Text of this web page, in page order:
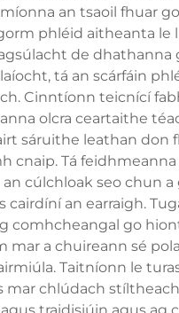
an tsaoil fhuar
phléid aitheanta
de
tá an scárfáin
Cinntíonn teicnící
olcra ceartaithe
sáruithe leathan
cnaip. Tá
cúlchloak seo chun
an earraigh.
comhcheangal go
a chuireann sé
Taitníonn le
chlúdach